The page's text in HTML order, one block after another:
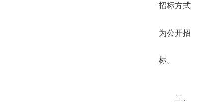
招标方式
为公开招
标。
二、